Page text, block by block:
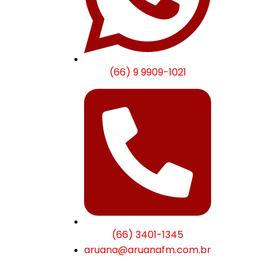
(66) 9 9909-1021
(66) 3401-1345
aruana@aruanafm.com.br